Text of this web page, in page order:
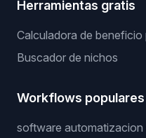
Herramientas gratis
Calculadora de beneficio
Buscador de nichos
Workflows populares
software automatizacion